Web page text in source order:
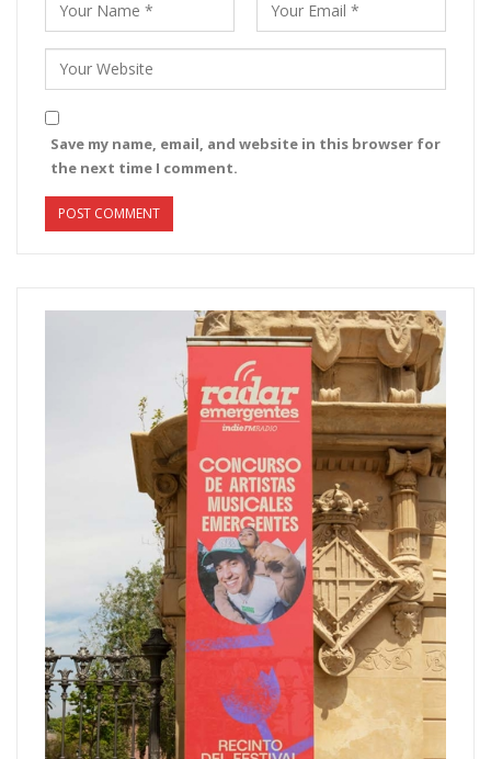
Save my name, email, and website in this browser for
the next time I comment.